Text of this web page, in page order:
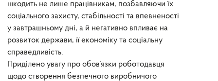
шкодить не лише працівникам, позбавляючи їх
соціального захисту, стабільності та впевненості
у завтрашньому дні, а й негативно впливає на
розвиток держави, її економіку та соціальну
справедливість.
Приділено увагу про обов’язки роботодавця
щодо створення безпечного виробничого